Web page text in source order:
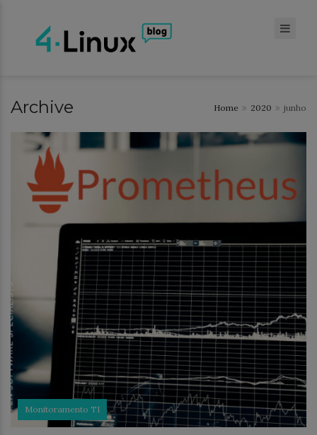
Archive Home 2020 junho
Monitoramento TI